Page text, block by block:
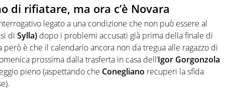
di rifiatare, ma ora c’è Novara
legato a una condizione che non può essere al
di Sylla) dopo i problemi accusati già prima della finale di
però è che il calendario ancora non da tregua alle ragazzo di
prossima dalla trasferta in casa dell’Igor Gorgonzola
pieno (aspettando che Conegliano recuperi la sfida